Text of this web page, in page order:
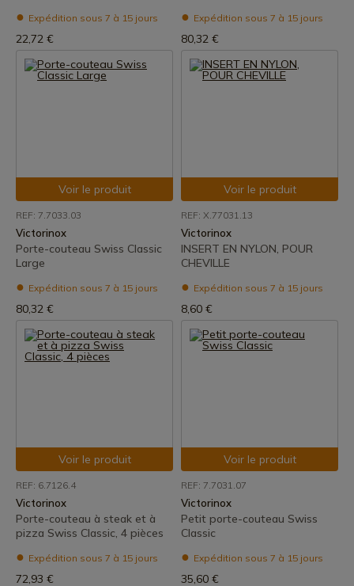
Expédition sous 7 à 15 jours
22,72 €
Expédition sous 7 à 15 jours
80,32 €
Voir le produit
REF: 7.7033.03
Victorinox
Porte-couteau Swiss Classic
Large
Expédition sous 7 à 15 jours
80,32 €
Voir le produit
REF: X.77031.13
Victorinox
INSERT EN NYLON, POUR
CHEVILLE
Expédition sous 7 à 15 jours
8,60 €
Voir le produit
REF: 6.7126.4
Victorinox
Porte-couteau à steak et à
pizza Swiss Classic, 4 pièces
Expédition sous 7 à 15 jours
72,93 €
Voir le produit
REF: 7.7031.07
Victorinox
Petit porte-couteau Swiss
Classic
Expédition sous 7 à 15 jours
35,60 €